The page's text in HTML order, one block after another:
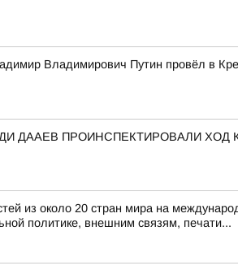
Владимирович Путин провёл в
ДААЕВ ПРОИНСПЕКТИРОВАЛИ ХОД
из около 20 стран мира на
политике, внешним связям, печати...